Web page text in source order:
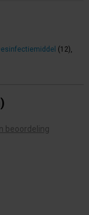
(12),
beoordeling